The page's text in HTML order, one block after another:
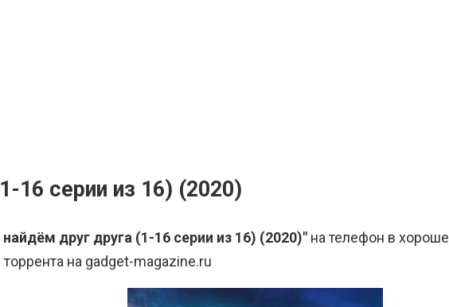
16 серии из 16) (2020)
друг друга (1-16 серии из 16) (2020)" на телефон в
на gadget-magazine.ru